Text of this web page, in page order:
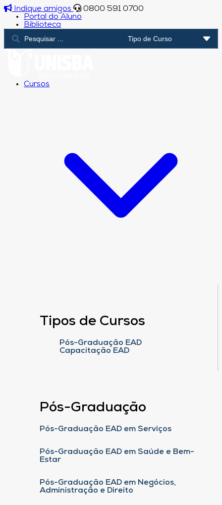
Indique amigos
0800 591 0700
Portal do Aluno
Biblioteca
Cursos
Tipos de Cursos
Pós-Graduação EAD
Capacitação EAD
Pós-Graduação
Pós-Graduação EAD em Serviços
Pós-Graduação EAD em Saúde e Bem-
Estar
Pós-Graduação EAD em Negócios,
Administração e Direito